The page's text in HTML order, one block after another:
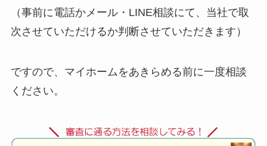
（事前に電話かメール・LINE相談にて、当社で取
次させていただけるか判断させていただきます）
ですので、マイホームをあきらめる前に一度相談
ください。